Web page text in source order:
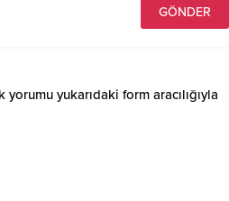
yorumu yukarıdaki form aracılığıyla